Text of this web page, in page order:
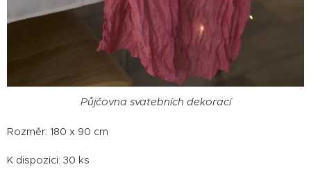
Půjčovna svatebních dekorací
Rozměr: 180 x 90 cm
K dispozici: 30 ks